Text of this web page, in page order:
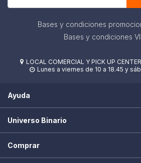
Bases y condiciones
Bases y condiciones
 LOCAL COMERCIAL Y PICK UP
 Lunes a viernes de 10 a 18.45 y
Ayuda
Universo Binario
Comprar